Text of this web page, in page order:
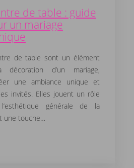
de table : guide
un mariage
de table sont un élément
d’un mariage,
une ambiance unique et
invités. Elles jouent un rôle
générale de la
une touche…